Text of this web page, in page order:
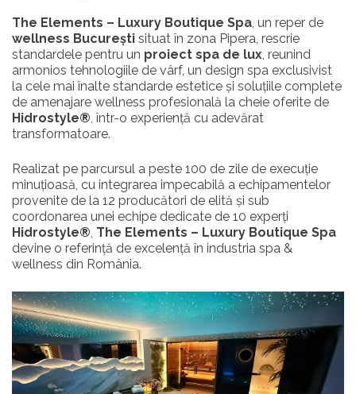
The Elements – Luxury Boutique Spa, un reper de
wellness București situat în zona Pipera, rescrie
standardele pentru un proiect spa de lux, reunind
armonios tehnologiile de vârf, un design spa exclusivist
la cele mai înalte standarde estetice și soluțiile complete
de amenajare wellness profesională la cheie oferite de
Hidrostyle®, într-o experiență cu adevărat
transformatoare.
Realizat pe parcursul a peste 100 de zile de execuție
minuțioasă, cu integrarea impecabilă a echipamentelor
provenite de la 12 producători de elită și sub
coordonarea unei echipe dedicate de 10 experți
Hidrostyle®, The Elements – Luxury Boutique Spa
devine o referință de excelență în industria spa &
wellness din România.